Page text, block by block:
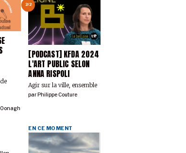
Oonagh
2/2
[PODCAST] KFDA 2024
L'ART PUBLIC SELON
ANNA RISPOLI
Agir sur la ville, ensemble
parPhilippe Couture
EN CE MOMENT